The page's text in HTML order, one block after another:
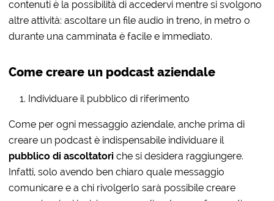
contenuti è la possibilità di accedervi mentre si svolgono
altre attività: ascoltare un file audio in treno, in metro o
durante una camminata è facile e immediato.
Come creare un podcast aziendale
Individuare il pubblico di riferimento
Come per ogni messaggio aziendale, anche prima di
creare un podcast è indispensabile individuare il
pubblico di ascoltatoriche si desidera raggiungere.
Infatti, solo avendo ben chiaro quale messaggio
comunicare e a chi rivolgerlo sarà possibile creare